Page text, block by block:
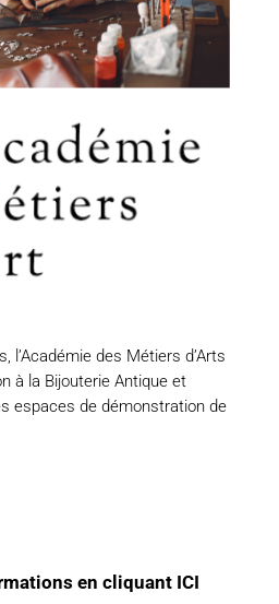
l’Académie des Métiers d’Arts
à la Bijouterie Antique et
espaces de démonstration de
en cliquant ICI